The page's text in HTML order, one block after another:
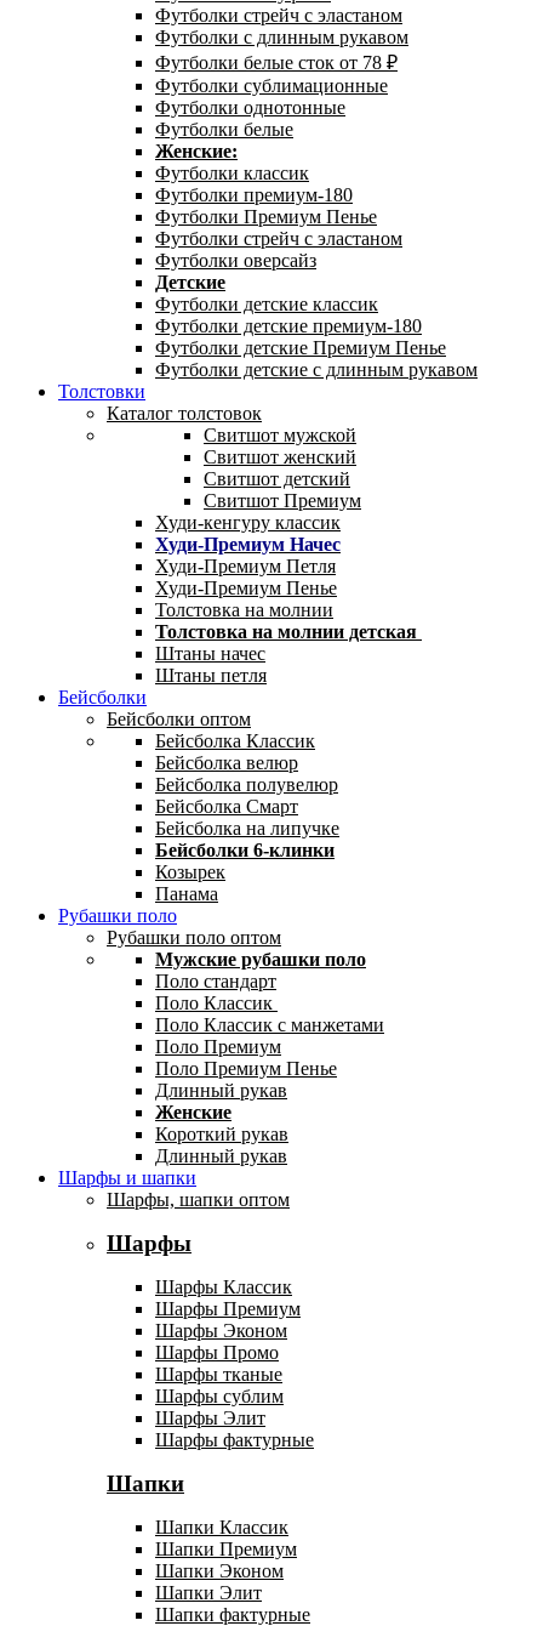
Футболки стрейч с эластаном
Футболки с длинным рукавом
Футболки белые сток от 78 ₽
Футболки сублимационные
Футболки однотонные
Футболки белые
Женские:
Футболки классик
Футболки премиум-180
Футболки Премиум Пенье
Футболки стрейч с эластаном
Футболки оверсайз
Детские
Футболки детские классик
Футболки детские премиум-180
Футболки детские Премиум Пенье
Футболки детские с длинным рукавом
Толстовки
Каталог толстовок
Свитшот мужской
Свитшот женский
Свитшот детский
Свитшот Премиум
Худи-кенгуру классик
Худи-Премиум Начес
Худи-Премиум Петля
Худи-Премиум Пенье
Толстовка на молнии
Толстовка на молнии детская
Штаны начес
Штаны петля
Бейсболки
Бейсболки оптом
Бейсболка Классик
Бейсболка велюр
Бейсболка полувелюр
Бейсболка Смарт
Бейсболка на липучке
Бейсболки 6-клинки
Козырек
Панама
Рубашки поло
Рубашки поло оптом
Мужские рубашки поло
Поло стандарт
Поло Классик
Поло Классик с манжетами
Поло Премиум
Поло Премиум Пенье
Длинный рукав
Женские
Короткий рукав
Длинный рукав
Шарфы и шапки
Шарфы, шапки оптом
Шарфы
Шарфы Классик
Шарфы Премиум
Шарфы Эконом
Шарфы Промо
Шарфы тканые
Шарфы сублим
Шарфы Элит
Шарфы фактурные
Шапки
Шапки Классик
Шапки Премиум
Шапки Эконом
Шапки Элит
Шапки фактурные